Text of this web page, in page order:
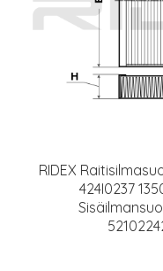
RIDEX
424I0237